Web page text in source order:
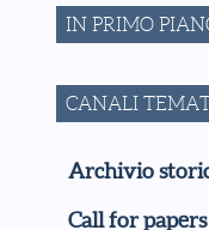
IN PRIMO
CANALI
Archivio
Call for papers